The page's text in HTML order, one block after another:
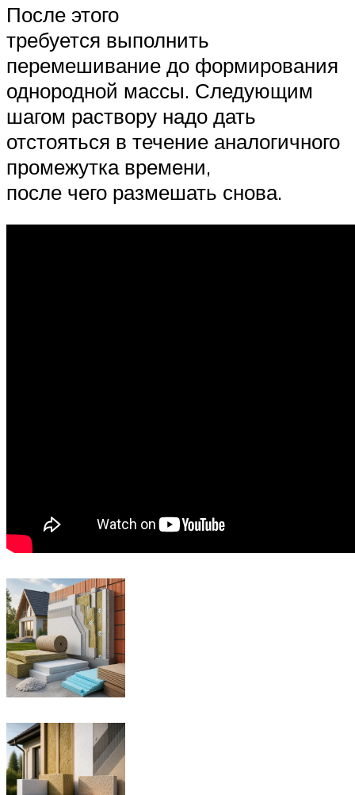
После этого
требуется выполнить
перемешивание до формирования
однородной массы. Следующим
шагом раствору надо дать
отстояться в течение аналогичного
промежутка времени,
после чего размешать снова.